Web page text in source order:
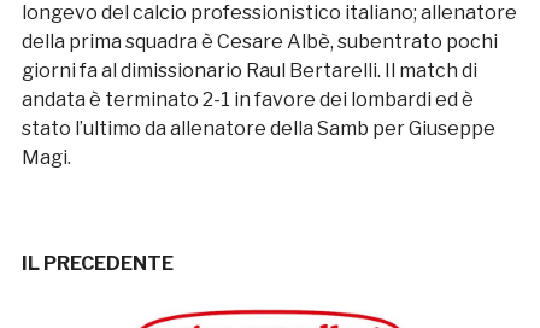
longevo del calcio professionistico italiano; allenatore
della prima squadra è Cesare Albè, subentrato pochi
giorni fa al dimissionario Raul Bertarelli. Il match di
andata è terminato 2-1 in favore dei lombardi ed è
stato l’ultimo da allenatore della Samb per Giuseppe
Magi.
IL PRECEDENTE